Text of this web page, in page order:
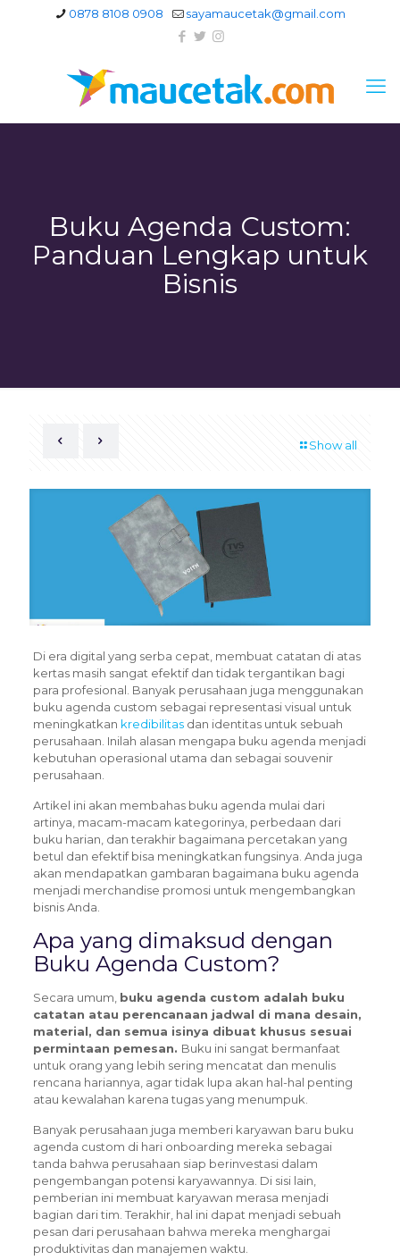
0878 8108 0908 sayamaucetak@gmail.com
Buku Agenda Custom:
Panduan Lengkap untuk
Bisnis
Show all
Di era digital yang serba cepat, membuat catatan di atas
kertas masih sangat efektif dan tidak tergantikan bagi
para profesional. Banyak perusahaan juga menggunakan
buku agenda custom sebagai representasi visual untuk
meningkatkan kredibilitasdan identitas untuk sebuah
perusahaan. Inilah alasan mengapa buku agenda menjadi
kebutuhan operasional utama dan sebagai souvenir
perusahaan.
Artikel ini akan membahas buku agenda mulai dari
artinya, macam-macam kategorinya, perbedaan dari
buku harian, dan terakhir bagaimana percetakan yang
betul dan efektif bisa meningkatkan fungsinya. Anda juga
akan mendapatkan gambaran bagaimana buku agenda
menjadi merchandise promosi untuk mengembangkan
bisnis Anda.
Apa yang dimaksud dengan
Buku Agenda Custom?
Secara umum, buku agenda custom adalah buku
catatan atau perencanaan jadwal di mana desain,
material, dan semua isinya dibuat khusus sesuai
permintaan pemesan. Buku ini sangat bermanfaat
untuk orang yang lebih sering mencatat dan menulis
rencana hariannya, agar tidak lupa akan hal-hal penting
atau kewalahan karena tugas yang menumpuk.
Banyak perusahaan juga memberi karyawan baru buku
agenda custom di hari onboarding mereka sebagai
tanda bahwa perusahaan siap berinvestasi dalam
pengembangan potensi karyawannya. Di sisi lain,
pemberian ini membuat karyawan merasa menjadi
bagian dari tim. Terakhir, hal ini dapat menjadi sebuah
pesan dari perusahaan bahwa mereka menghargai
produktivitas dan manajemen waktu.